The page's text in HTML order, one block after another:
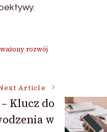
rozwój
Article
Klucz do
w